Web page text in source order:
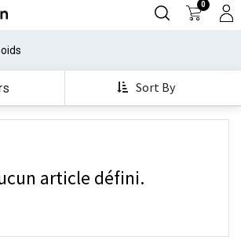
0
Sort By
article défini.